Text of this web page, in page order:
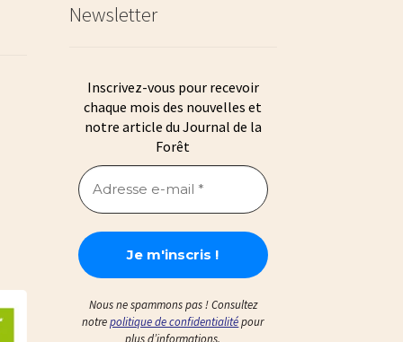
Newsletter
Inscrivez-vous pour recevoir
chaque mois des nouvelles et
notre article du Journal de la
Forêt
Nous ne spammons pas ! Consultez
notrepolitique de confidentialitépour
plus d’informations.